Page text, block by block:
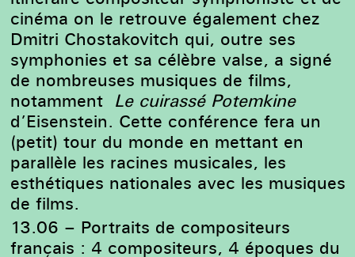
cinéma on le retrouve également chez
Dmitri Chostakovitch qui, outre ses
symphonies et sa célèbre valse, a signé
de nombreuses musiques de films,
notamment Le cuirassé Potemkine
d’Eisenstein. Cette conférence fera un
(petit) tour du monde en mettant en
parallèle les racines musicales, les
esthétiques nationales avec les musiques
de films.
13.06 – Portraits de compositeurs
français : 4 compositeurs, 4 époques du